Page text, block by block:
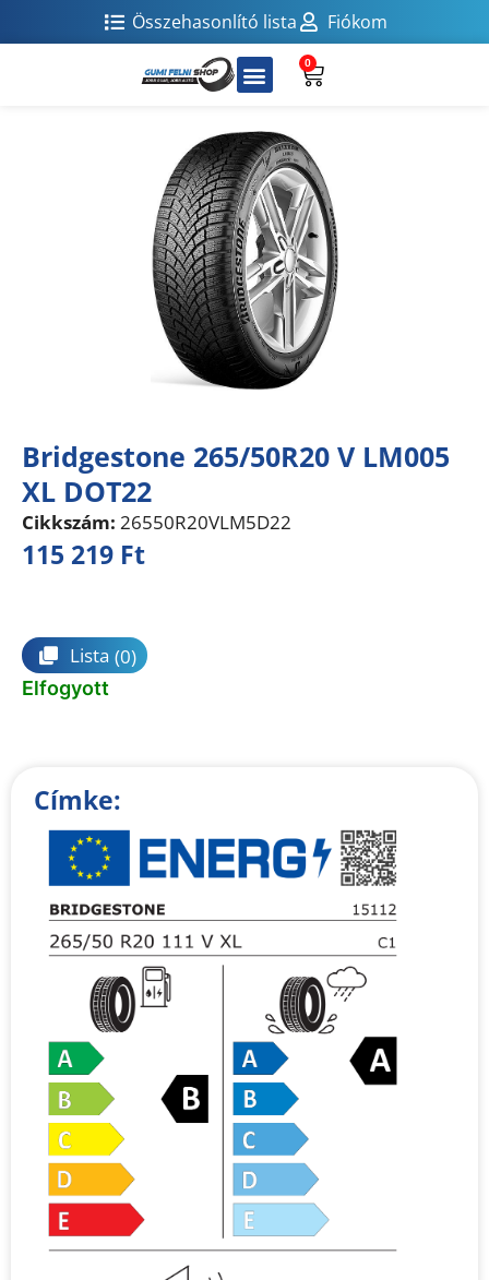
Összehasonlító lista Fiókom
0
Bridgestone 265/50R20 V LM005
XL DOT22
Cikkszám: 26550R20VLM5D22
115 219 Ft
Lista (0)
Elfogyott
Címke: